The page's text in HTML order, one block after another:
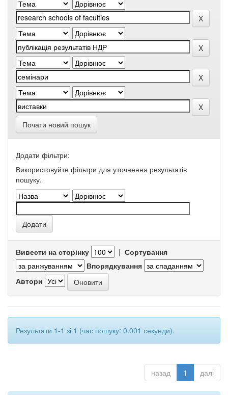
Почати новий пошук
Додати фільтри:
Використовуйте фільтри для уточнення результатів
пошуку.
Вивести на сторінку | Сортування
Впорядкування
Автори
Результати 1-1 зі 1 (час пошуку: 0.001 секунди).
назад 1 далі